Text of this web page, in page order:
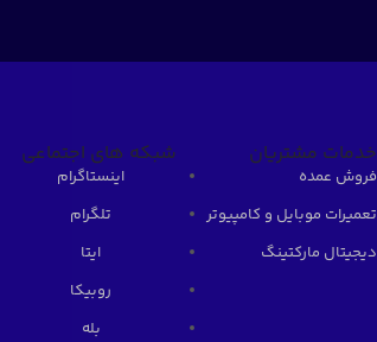
خدمات مشتریان
فروش عمده
تعمیرات موبایل و کامپیوتر
دیجیتال مارکتینگ
شبکه های اجتماعی
اینستاگرام
تلگرام
ایتا
روبیکا
بله